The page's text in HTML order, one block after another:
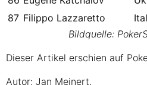
87 Filippo Lazzaretto
Bildquelle:
Dieser Artikel erschien auf
Autor: Jan Meinert.